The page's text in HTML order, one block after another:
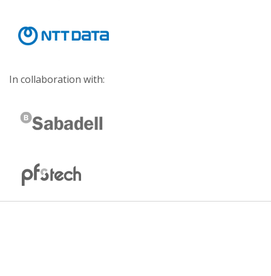
In collaboration with: